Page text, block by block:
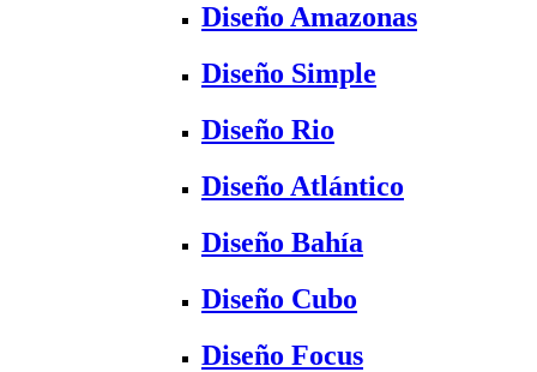
Diseño Amazonas
Diseño Simple
Diseño Rio
Diseño Atlántico
Diseño Bahía
Diseño Cubo
Diseño Focus